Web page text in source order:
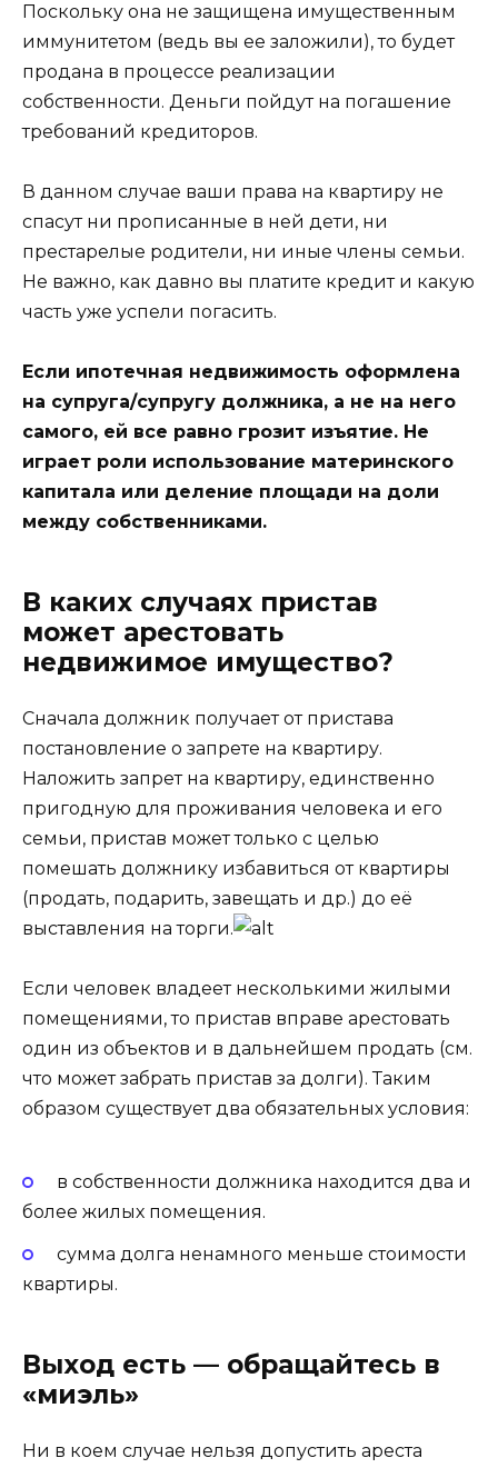
Поскольку она не защищена имущественным
иммунитетом (ведь вы ее заложили), то будет
продана в процессе реализации
собственности. Деньги пойдут на погашение
требований кредиторов.
В данном случае ваши права на квартиру не
спасут ни прописанные в ней дети, ни
престарелые родители, ни иные члены семьи.
Не важно, как давно вы платите кредит и какую
часть уже успели погасить.
Если ипотечная недвижимость оформлена
на супруга/супругу должника, а не на него
самого, ей все равно грозит изъятие. Не
играет роли использование материнского
капитала или деление площади на доли
между собственниками.
В каких случаях пристав
может арестовать
недвижимое имущество?
Сначала должник получает от пристава
постановление о запрете на квартиру.
Наложить запрет на квартиру, единственно
пригодную для проживания человека и его
семьи, пристав может только с целью
помешать должнику избавиться от квартиры
(продать, подарить, завещать и др.) до её
выставления на торги.
Если человек владеет несколькими жилыми
помещениями, то пристав вправе арестовать
один из объектов и в дальнейшем продать (см.
что может забрать пристав за долги). Таким
образом существует два обязательных условия:
в собственности должника находится два и
более жилых помещения.
сумма долга ненамного меньше стоимости
квартиры.
Выход есть — обращайтесь в
«миэль»
Ни в коем случае нельзя допустить ареста